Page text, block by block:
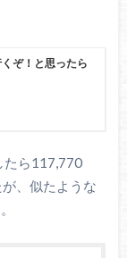
ぞ！と思ったら
たら117,770
、似たような